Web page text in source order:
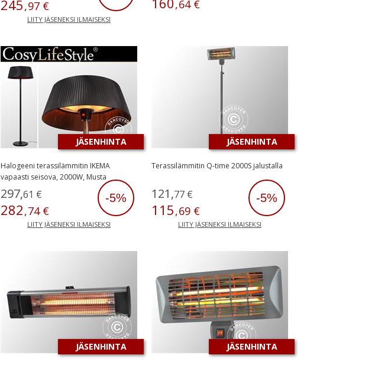
LIITY JÄSENEKSI ILMAISEKSI
245,97 € ,64€
Halogeeni terassilämmitin IKEMA
vapaasti seisova, 2000W, Musta
-5%
LIITY JÄSENEKSI ILMAISEKSI
297,61 €
282,74€
JÄSENHINTA
Terassilämmitin Q-time 2000S jalustalla
-5%
LIITY JÄSENEKSI ILMAISEKSI
121,77 €
115,69 €
JÄSENHINTA
JÄSENHINTA JÄSENHINTA